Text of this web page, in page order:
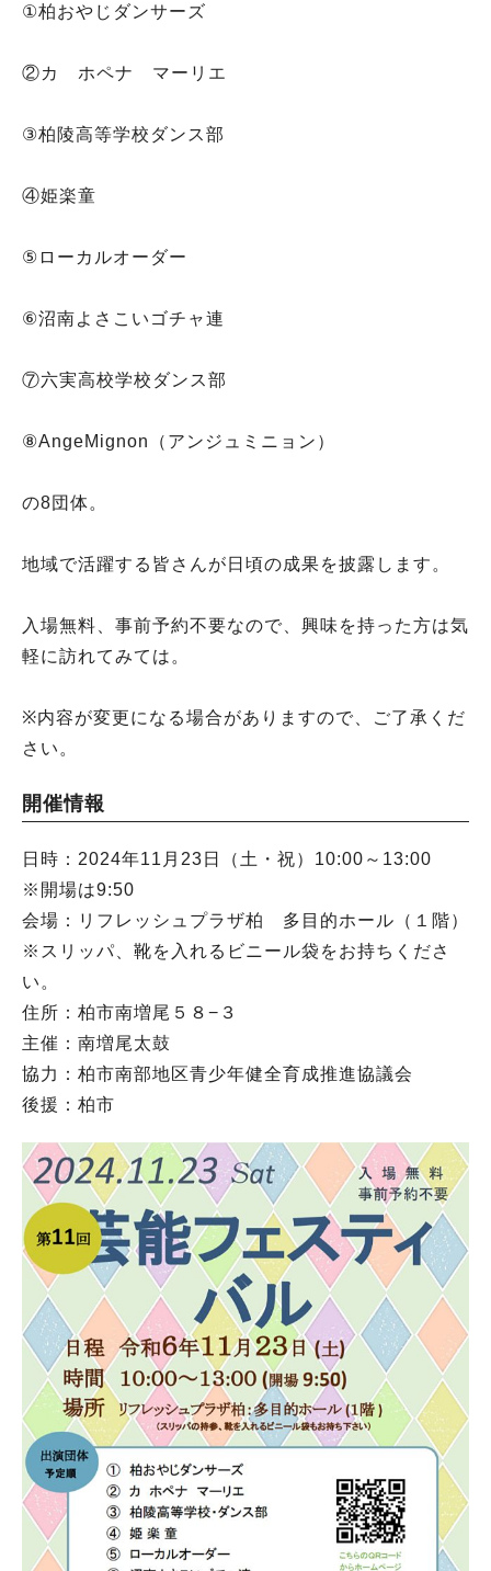
①柏おやじダンサーズ
②カ ホペナ マーリエ
③柏陵高等学校ダンス部
④姫楽童
⑤ローカルオーダー
⑥沼南よさこいゴチャ連
⑦六実高校学校ダンス部
⑧AngeMignon（アンジュミニョン）
の8団体。
地域で活躍する皆さんが日頃の成果を披露します。
入場無料、事前予約不要なので、興味を持った方は気
軽に訪れてみては。
※内容が変更になる場合がありますので、ご了承くだ
さい。
開催情報
日時：2024年11月23日（土・祝）10:00～13:00
※開場は9:50
会場：リフレッシュプラザ柏 多目的ホール（１階）
※スリッパ、靴を入れるビニール袋をお持ちくださ
い。
住所：柏市南増尾５８−３
主催：南増尾太鼓
協力：柏市南部地区青少年健全育成推進協議会
後援：柏市